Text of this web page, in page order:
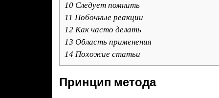
10 Следует помнить
11 Побочные реакции
12 Как часто делать
13 Область применения
14 Похожие статьи
Принцип метода